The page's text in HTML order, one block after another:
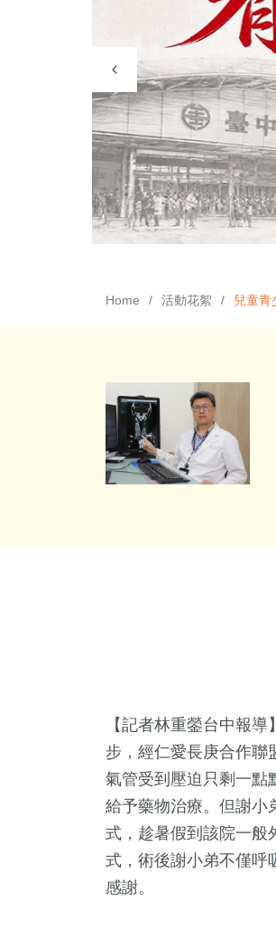
Home 活動花絮 兒童青
【記者林重鎣台中報
步，經仁愛長庚合作聯
氣管受到壓迫只剩一點
給予藥物治療。但謝小
式，趁暑假到該院一般
式，術後謝小弟不僅呼
感謝。